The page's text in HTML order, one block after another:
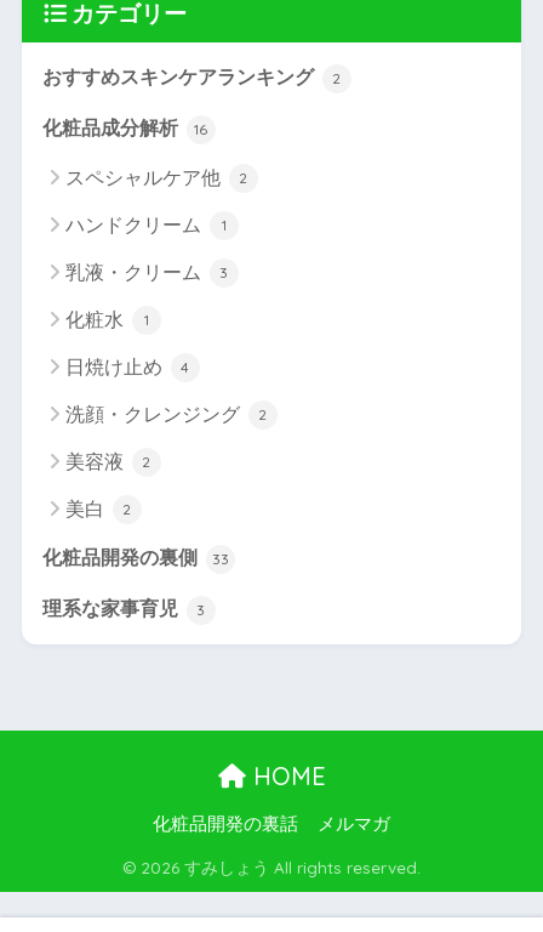
カテゴリー
おすすめスキンケアランキング 2
化粧品成分解析 16
スペシャルケア他 2
ハンドクリーム 1
乳液・クリーム 3
化粧水 1
日焼け止め 4
洗顔・クレンジング 2
美容液 2
美白 2
化粧品開発の裏側 33
理系な家事育児 3
HOME
化粧品開発の裏話 メルマガ
© 2026 すみしょう All rights reserved.